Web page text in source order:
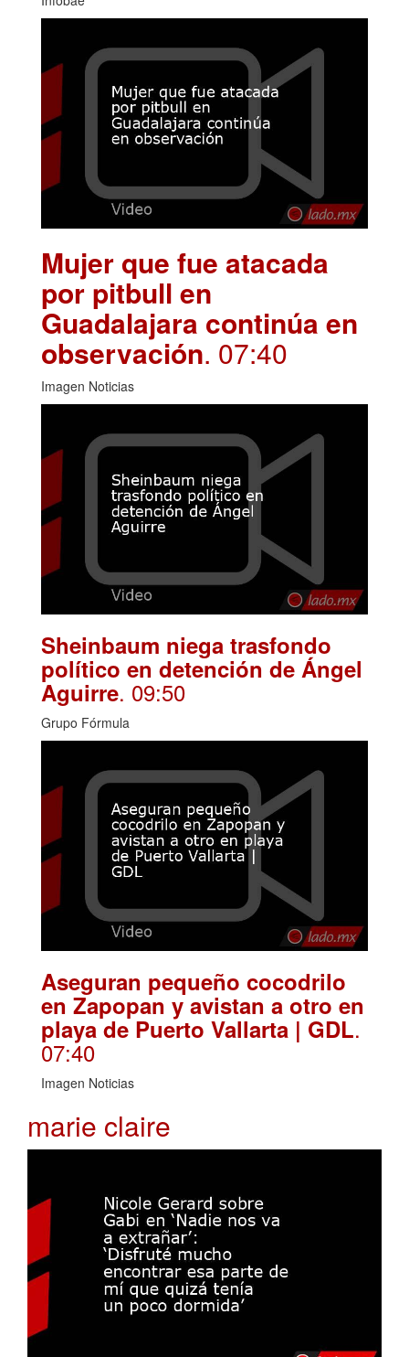
Mujer que fue atacada
por pitbull en
Guadalajara continúa en
observación. 07:40
Imagen Noticias
Sheinbaum niega trasfondo
político en detención de Ángel
Aguirre. 09:50
Grupo Fórmula
Aseguran pequeño cocodrilo
en Zapopan y avistan a otro en
playa de Puerto Vallarta | GDL.
07:40
Imagen Noticias
marie claire